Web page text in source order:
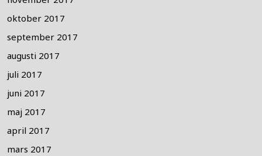
oktober 2017
september 2017
augusti 2017
juli 2017
juni 2017
maj 2017
april 2017
mars 2017